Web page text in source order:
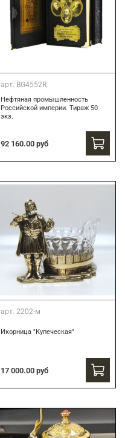
арт. BG4552R
Нефтяная промышленность
Российской империи. Тираж 50
экз.
92 160.00 руб
арт. 2202-м
Икорница "Купеческая"
17 000.00 руб